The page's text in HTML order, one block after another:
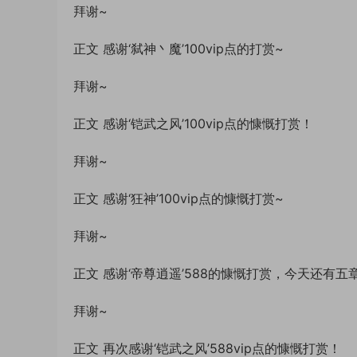
拜谢~
正文 感谢‘弑神丶魔’100vip点的打赏~
拜谢~
正文 感谢‘铠武之风’100vip点的慷慨打赏！
拜谢~
正文 感谢‘狂神’100vip点的慷慨打赏~
拜谢~
正文 感谢‘帝尊逍遥’588的慷慨打赏，今天还有五
拜谢~
正文 再次感谢‘铠武之风’588vip点的慷慨打赏！